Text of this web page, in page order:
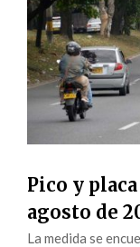
Pico y
agosto de
La medida se